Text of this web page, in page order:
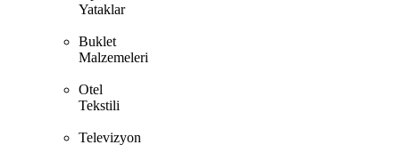
Yataklar
Buklet
Malzemeleri
Otel
Tekstili
Televizyon